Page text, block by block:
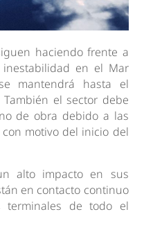
haciendo frente a
en el Mar
mantendrá hasta el
el sector debe
de obra debido a las
motivo del inicio del
alto impacto en sus
en contacto continuo
terminales de todo el